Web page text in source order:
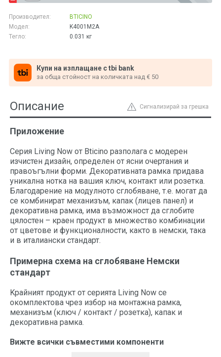
Производител:
BTICINO
Модел:
K4001M2A
Тегло:
0.031 кг
Купи на изплащане с tbi bank
за обща стойност на количката над € 50
Сигнализирай за грешка
Описание
Приложение
Серия Living Now от Bticino разполага с модерен
изчистен дизайн, определен от ясни очертания и
правоъгълни форми. Декоративната рамка придава
уникална нотка на вашия ключ, контакт или розетка.
Благодарение на модулното сглобяване, т.е. могат да
се комбинират механизъм, капак (лицев панел) и
декоративна рамка, има възможност да сглобите
цялостен – краен продукт в множество комбинации
от цветове и функционалности, както в немски, така
и в италиански стандарт.
Примерна схема на сглобяване Немски
стандарт
Kрайният продукт от серията Living Now се
окомплектова чрез избор на монтажна рамка,
механизъм (ключ / контакт / розетка), капак и
декоративна рамка.
Вижте всички съвместими компоненти